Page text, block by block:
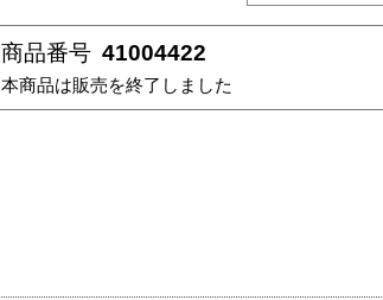
商品番号 41004422
本商品は販売を終了しました